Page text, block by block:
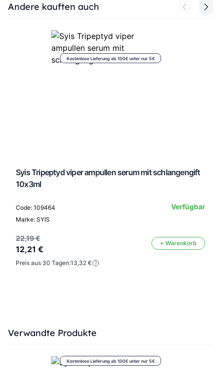
Press to skip carousel
Andere kauften auch
Kostenlose Lieferung ab 100€ unter nur 5€
Syis Tripeptyd viper ampullen serum mit schlangengift
10x3ml
Code: 109464
Marke: SYIS
Verfügbar
22,19 €
12,21 €
+ Warenkorb
Preis aus 30 Tagen:13,32 €
Press to skip carousel
Verwandte Produkte
Kostenlose Lieferung ab 100€ unter nur 5€